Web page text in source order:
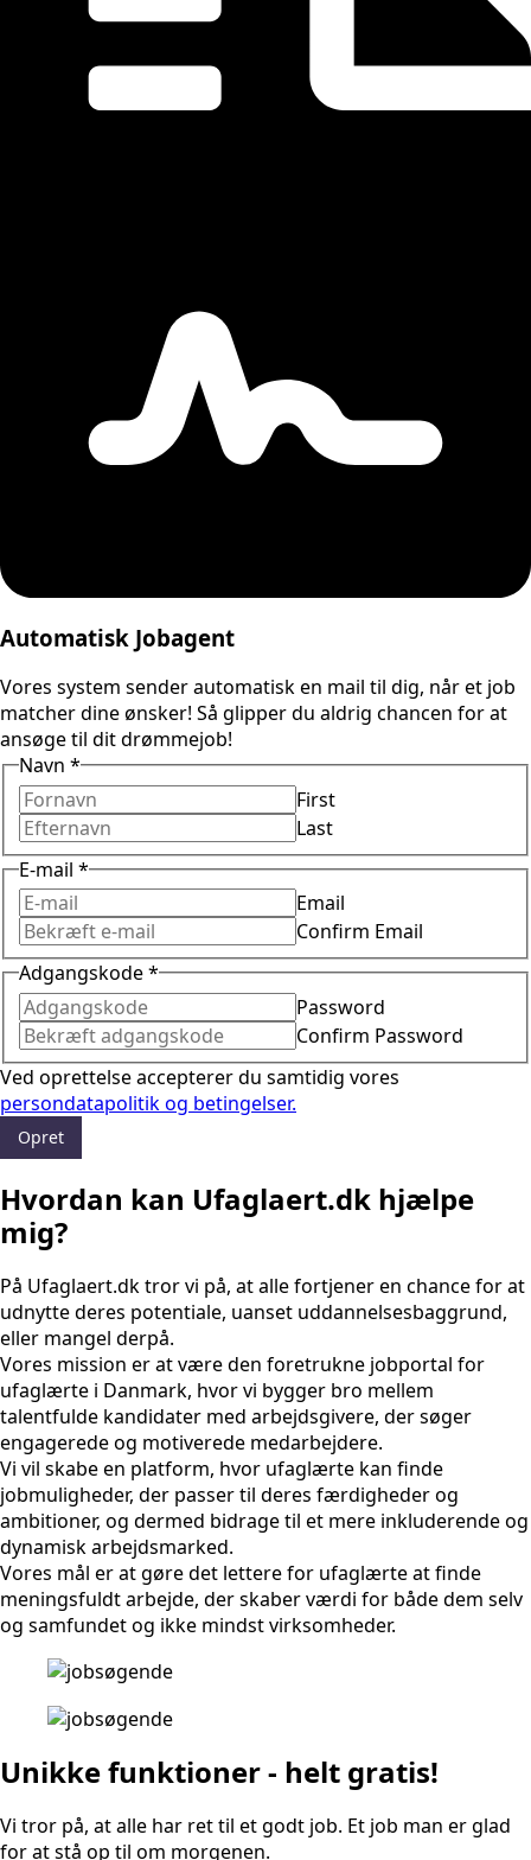
Automatisk Jobagent
Vores system sender automatisk en mail til dig, når et job
matcher dine ønsker! Så glipper du aldrig chancen for at
ansøge til dit drømmejob!
Navn *
First
Last
E-mail *
Email
Confirm Email
Adgangskode*
Password
Confirm Password
Ved oprettelse accepterer du samtidig vores
persondatapolitik og betingelser.
Opret
Hvordan kan Ufaglaert.dk hjælpe
mig?
På Ufaglaert.dk tror vi på, at alle fortjener en chance for at
udnytte deres potentiale, uanset uddannelsesbaggrund,
eller mangel derpå.
Vores mission er at være den foretrukne jobportal for
ufaglærte i Danmark, hvor vi bygger bro mellem
talentfulde kandidater med arbejdsgivere, der søger
engagerede og motiverede medarbejdere.
Vi vil skabe en platform, hvor ufaglærte kan finde
jobmuligheder, der passer til deres færdigheder og
ambitioner, og dermed bidrage til et mere inkluderende og
dynamisk arbejdsmarked.
Vores mål er at gøre det lettere for ufaglærte at finde
meningsfuldt arbejde, der skaber værdi for både dem selv
og samfundet og ikke mindst virksomheder.
Unikke funktioner - helt gratis!
Vi tror på, at alle har ret til et godt job. Et job man er glad
for at stå op til om morgenen.